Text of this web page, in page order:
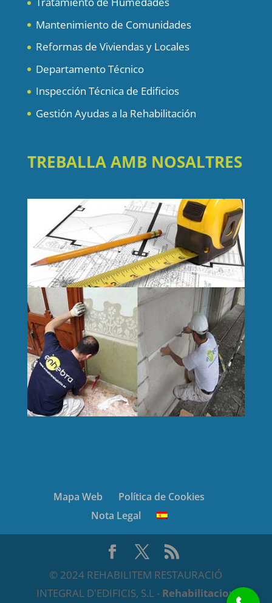
Mantenimiento de Comunidades
Reformas de Viviendas y Locales
Departamento Técnico
Inspección Técnica de Edificios
Gestión Ayudas a la Rehabilitación
TREBALLA AMB NOSALTRES
Mapa Web
Política de Cookies
Nota Legal
© 2024 REHABILITEM RESTAURACIÓ
INTEGRAL D'EDIFICIS, S.L - Rehabilitacion